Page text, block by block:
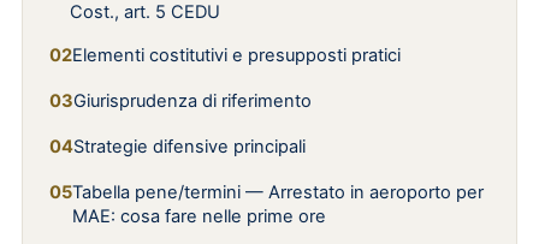
Cost., art. 5 CEDU
Elementi costitutivi e presupposti pratici
Giurisprudenza di riferimento
Strategie difensive principali
Tabella pene/termini — Arrestato in aeroporto per
MAE: cosa fare nelle prime ore